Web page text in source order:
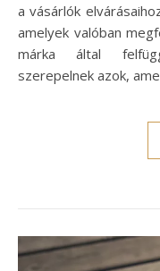
a vásárlók
amelyek valóban
márka által
szerepelnek azok,